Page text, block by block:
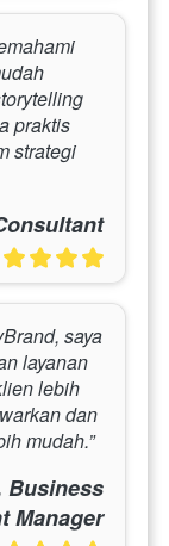
praktis
strategi
saya
layanan
lebih
dan
mudah.”
Business
Manager